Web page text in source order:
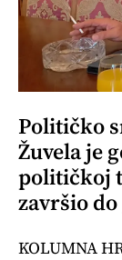
Političko
Žuvela je
političkoj
završio
KOLUMNA